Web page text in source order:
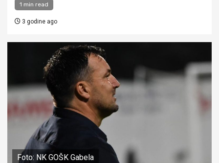
1 min read
3 godine ago
Foto: NK GOŠK Gabela